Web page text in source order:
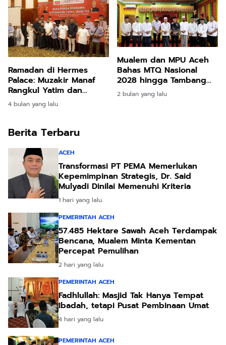
Ramadan di Hermes
Palace: Muzakir Manaf
Rangkul Yatim dan
Difabel, Teguhkan
Semangat Kebersamaan
4 bulan yang lalu
Mualem dan MPU Aceh
Bahas MTQ Nasional
2028 hingga Tambang
Ilegal
2 bulan yang lalu
Berita Terbaru
ACEH
Transformasi PT PEMA Memerlukan
Kepemimpinan Strategis, Dr. Said
Mulyadi Dinilai Memenuhi Kriteria
1 hari yang lalu
PEMERINTAH ACEH
57.485 Hektare Sawah Aceh Terdampak
Bencana, Mualem Minta Kementan
Percepat Pemulihan
2 hari yang lalu
PEMERINTAH ACEH
Fadhlullah: Masjid Tak Hanya Tempat
Ibadah, tetapi Pusat Pembinaan Umat
4 hari yang lalu
PEMERINTAH ACEH